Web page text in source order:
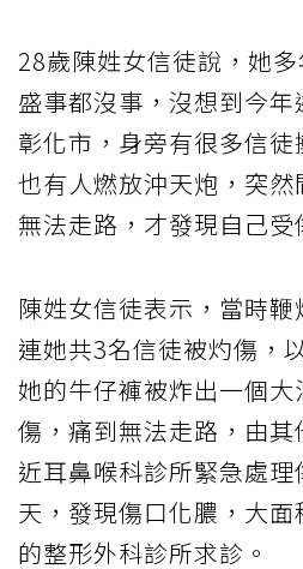
28歲陳姓女信徒說，她
盛事都沒事，沒想到今
彰化市，身旁有很多信徒
也有人燃放沖天炮，突然
無法走路，才發現自己受
陳姓女信徒表示，當時鞭
連她共3名信徒被灼傷，
她的牛仔褲被炸出一個
傷，痛到無法走路，由
近耳鼻喉科診所緊急處
天，發現傷口化膿，大
的整形外科診所求診。